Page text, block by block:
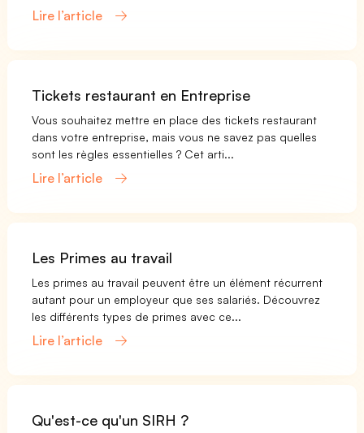
Lire l’article
Tickets restaurant en Entreprise
Vous souhaitez mettre en place des tickets restaurant
dans votre entreprise, mais vous ne savez pas quelles
sont les règles essentielles ? Cet arti...
Lire l’article
Les Primes au travail
Les primes au travail peuvent être un élément récurrent
autant pour un employeur que ses salariés. Découvrez
les différents types de primes avec ce...
Lire l’article
Qu'est-ce qu'un SIRH ?